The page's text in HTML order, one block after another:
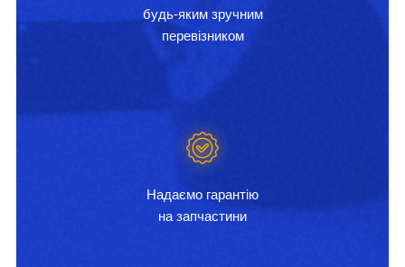
будь-яким зручним
перевізником
Надаємо гарантію
на запчастини